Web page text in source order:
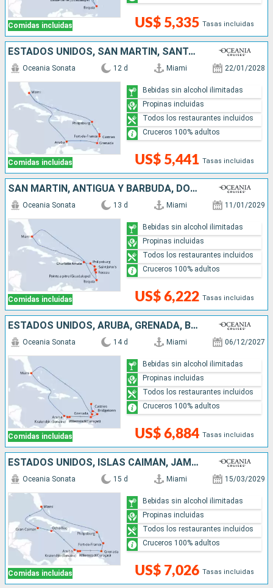
Comidas incluidas US$ 5,335 Tasas incluidas
ESTADOS UNIDOS, SAN MARTÍN, SANTA LUCIA, GRENADA, ARUBA
Comidas incluidas
Oceania Sonata 12 d Miami 22/01/2028
US$ 5,441 Tasas incluidas
Bebidas sin alcohol ilimitadas
Propinas incluidas
Todos los restaurantes incluidos
Cruceros 100% adultos
SAN MARTÍN, ANTIGUA Y BARBUDA, DOMINICA, SAN VINCENT Y LAS GRANADINAS, ESTADOS UNIDOS
Comidas incluidas
Oceania Sonata 13 d Miami 11/01/2029
US$ 6,222 Tasas incluidas
Bebidas sin alcohol ilimitadas
Propinas incluidas
Todos los restaurantes incluidos
Cruceros 100% adultos
ESTADOS UNIDOS, ARUBA, GRENADA, BARBADOS, SANTA LUCIA, SAN VINCENT Y LAS GRANADINAS
Comidas incluidas
Oceania Sonata 14 d Miami 06/12/2027
US$ 6,884 Tasas incluidas
Bebidas sin alcohol ilimitadas
Propinas incluidas
Todos los restaurantes incluidos
Cruceros 100% adultos
ESTADOS UNIDOS, ISLAS CAIMÁN, JAMAICA, ARUBA, GRENADA, SAN MARTÍN
Comidas incluidas
Oceania Sonata 15 d Miami 15/03/2029
US$ 7,026 Tasas incluidas
Bebidas sin alcohol ilimitadas
Propinas incluidas
Todos los restaurantes incluidos
Cruceros 100% adultos